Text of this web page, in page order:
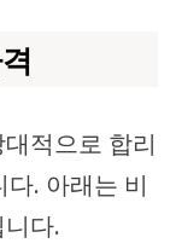
적으로 합리
. 아래는 비
다.